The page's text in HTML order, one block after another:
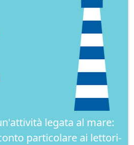
legata al mare:
particolare ai lettori-